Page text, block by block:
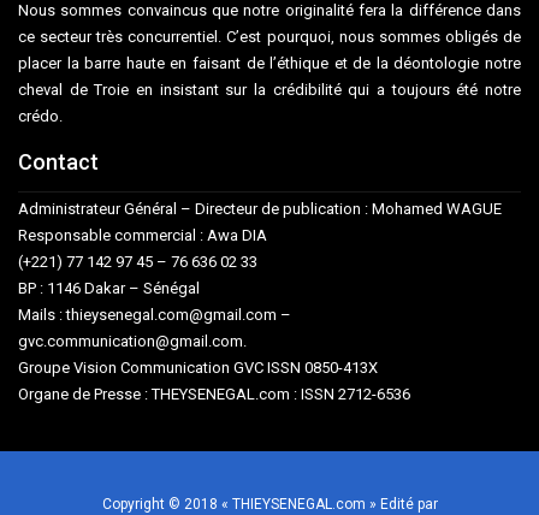
Nous sommes convaincus que notre originalité fera la différence dans
ce secteur très concurrentiel. C’est pourquoi, nous sommes obligés de
placer la barre haute en faisant de l’éthique et de la déontologie notre
cheval de Troie en insistant sur la crédibilité qui a toujours été notre
crédo.
Contact
Administrateur Général – Directeur de publication : Mohamed WAGUE
Responsable commercial : Awa DIA
(+221) 77 142 97 45 – 76 636 02 33
BP : 1146 Dakar – Sénégal
Mails : thieysenegal.com@gmail.com –
gvc.communication@gmail.com.
Groupe Vision Communication GVC ISSN 0850-413X
Organe de Presse : THEYSENEGAL.com : ISSN 2712-6536
Copyright © 2018 « THIEYSENEGAL.com » Edité par